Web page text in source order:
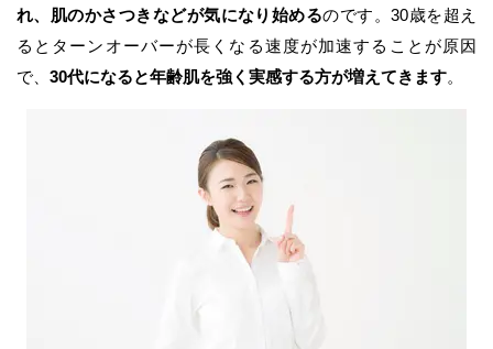
れ、肌のかさつきなどが気になり始めるのです。30歳を超え
るとターンオーバーが長くなる速度が加速することが原因
で、 30代になると年齢肌を強く実感する方が増えてきます。